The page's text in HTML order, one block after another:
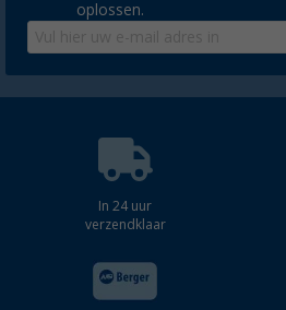
oplossen.
In 24 uur
verzendklaar